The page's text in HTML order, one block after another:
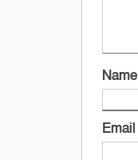
Name
Email